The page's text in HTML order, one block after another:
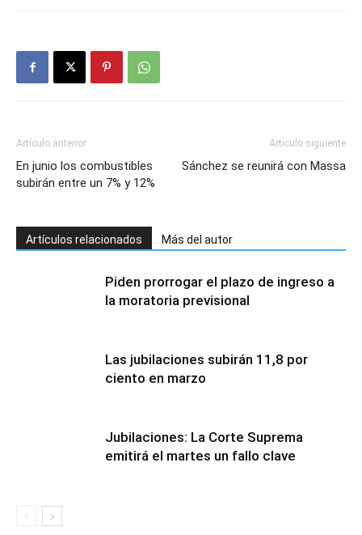
Artículo anterior
En junio los combustibles
subirán entre un 7% y 12%
Artículo siguiente
Sánchez se reunirá con Massa
Artículos relacionados Más del autor
Piden prorrogar el plazo de ingreso a
la moratoria previsional
Las jubilaciones subirán 11,8 por
ciento en marzo
Jubilaciones: La Corte Suprema
emitirá el martes un fallo clave